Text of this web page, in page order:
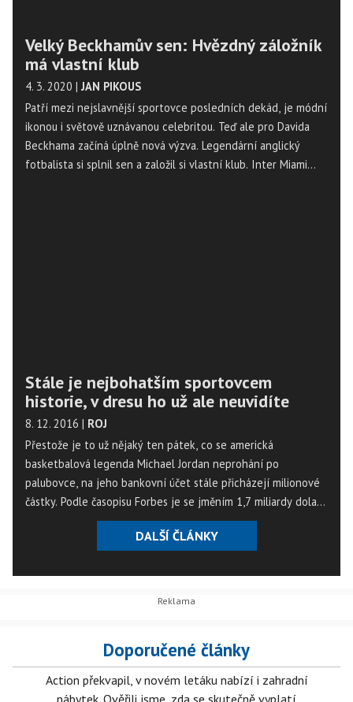
Velký Beckhamův sen: Hvězdný záložník
má vlastní klub
4. 3. 2020 | JAN PIKOUS
Patří mezi nejslavnější sportovce posledních dekád, je módní
ikonou i světově uznávanou celebritou. Teď ale pro Davida
Beckhama začíná úplně nová výzva. Legendární anglický
fotbalista si splnil sen a založil si vlastní klub. Inter Miami
Stále je nejbohatším sportovcem
historie, v dresu ho už ale neuvidíte
8. 12. 2016 | ROJ
Přestože je to už nějaký ten pátek, co se americká
basketbalová legenda Michael Jordan neprohání po
palubovce, na jeho bankovní účet stále přicházejí milionové
částky. Podle časopisu Forbes je se jměním 1,7 miliardy dolarů
nejbohatším sportovcem historie.
DALŠÍ ČLÁNKY
Doporučené články
Action překvapil, v novém letáku nabízí i zahradní